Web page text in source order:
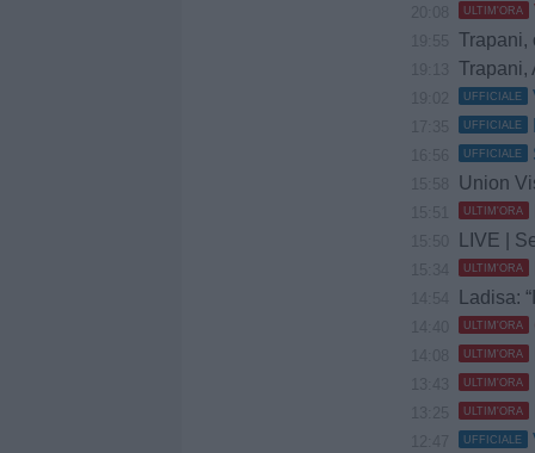
ULTIM'ORA
Trapani,
Trapani,
UFFICIALE
UFFICIALE
UFFICIALE
Union Vis
ULTIM'ORA
LIVE |
ULTIM'ORA
Ladisa:
ULTIM'ORA
ULTIM'ORA
ULTIM'ORA
ULTIM'ORA
UFFICIALE